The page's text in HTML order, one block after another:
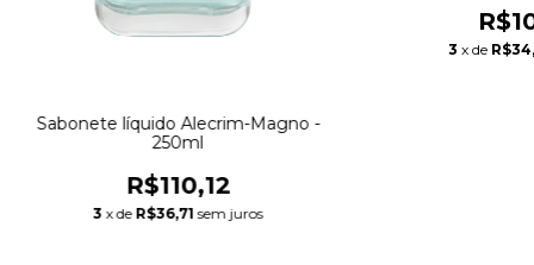
Sabonete líquido Alecrim-Magno -
250ml
R$110,12
3 x de R$36,71 sem juros
3 x de